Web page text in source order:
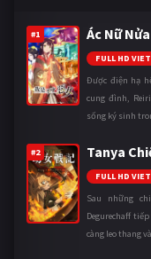
#1 Ác Nữ
FULL HD
Được điện hạ
cung đình,
sống ký sinh
#2 Tanya
FULL HD
Sau những
Degurechaff
càng leo thang